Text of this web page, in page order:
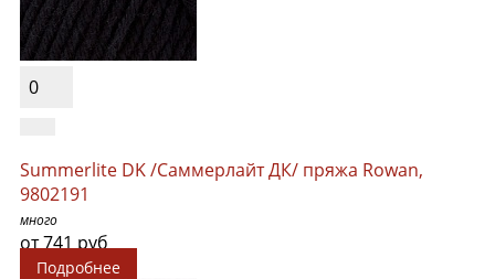
0
Summerlite DK /Саммерлайт ДК/ пряжа Rowan,
9802191
много
от 741 руб
Подробнее